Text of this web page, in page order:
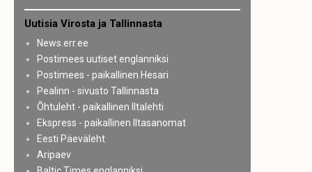
Uutisia Virosta ja Tallinnasta
News.err.ee
Postimees uutiset englanniksi
Postimees - paikallinen Hesari
Pealinn - sivusto Tallinnasta
Õhtuleht - paikallinen Iltalehti
Ekspress - paikallinen Iltasanomat
Eesti Päeväleht
Aripaev